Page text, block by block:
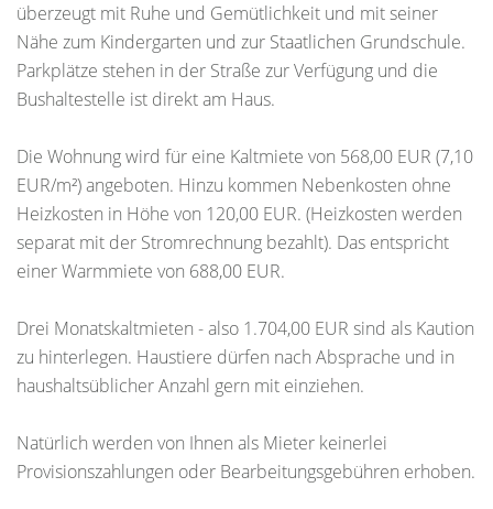
überzeugt mit Ruhe und Gemütlichkeit und mit seiner
Nähe zum Kindergarten und zur Staatlichen Grundschule.
Parkplätze stehen in der Straße zur Verfügung und die
Bushaltestelle ist direkt am Haus.
Die Wohnung wird für eine Kaltmiete von 568,00 EUR (7,10
EUR/m²) angeboten. Hinzu kommen Nebenkosten ohne
Heizkosten in Höhe von 120,00 EUR. (Heizkosten werden
separat mit der Stromrechnung bezahlt). Das entspricht
einer Warmmiete von 688,00 EUR.
Drei Monatskaltmieten - also 1.704,00 EUR sind als Kaution
zu hinterlegen. Haustiere dürfen nach Absprache und in
haushaltsüblicher Anzahl gern mit einziehen.
Natürlich werden von Ihnen als Mieter keinerlei
Provisionszahlungen oder Bearbeitungsgebühren erhoben.